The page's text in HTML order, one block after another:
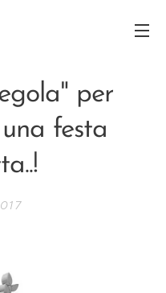
per
festa